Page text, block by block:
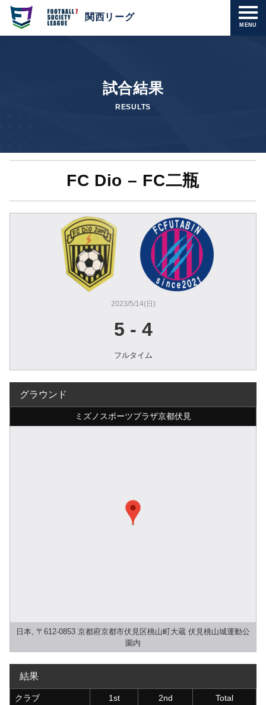
MENU
関西リーグ
試合結果
RESULTS
FC Dio – FC二瓶
2023/5/14(日)
5 - 4
フルタイム
グラウンド
ミズノスポーツプラザ京都伏見
日本, 〒612-0853 京都府京都市伏見区桃山町大蔵 伏見桃山城運動公
園内
結果
クラブ 1st 2nd Total